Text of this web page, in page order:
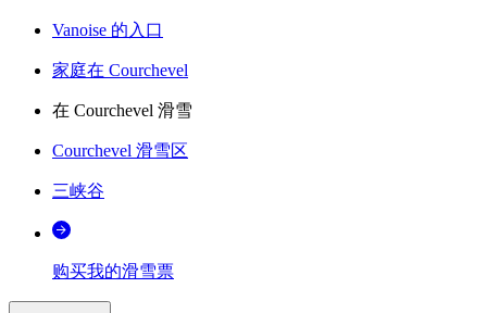
Vanoise 的入口
家庭在 Courchevel
在 Courchevel 滑雪
Courchevel 滑雪区
三峡谷
购买我的滑雪票